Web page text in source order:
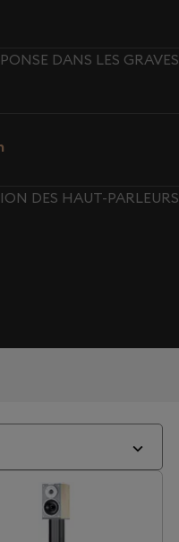
DANS LES GRAVES
DES HAUT-PARLEURS